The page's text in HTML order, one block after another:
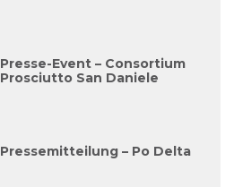
Presse-Event – Consortium
Prosciutto San Daniele
Pressemitteilung – Po Delta